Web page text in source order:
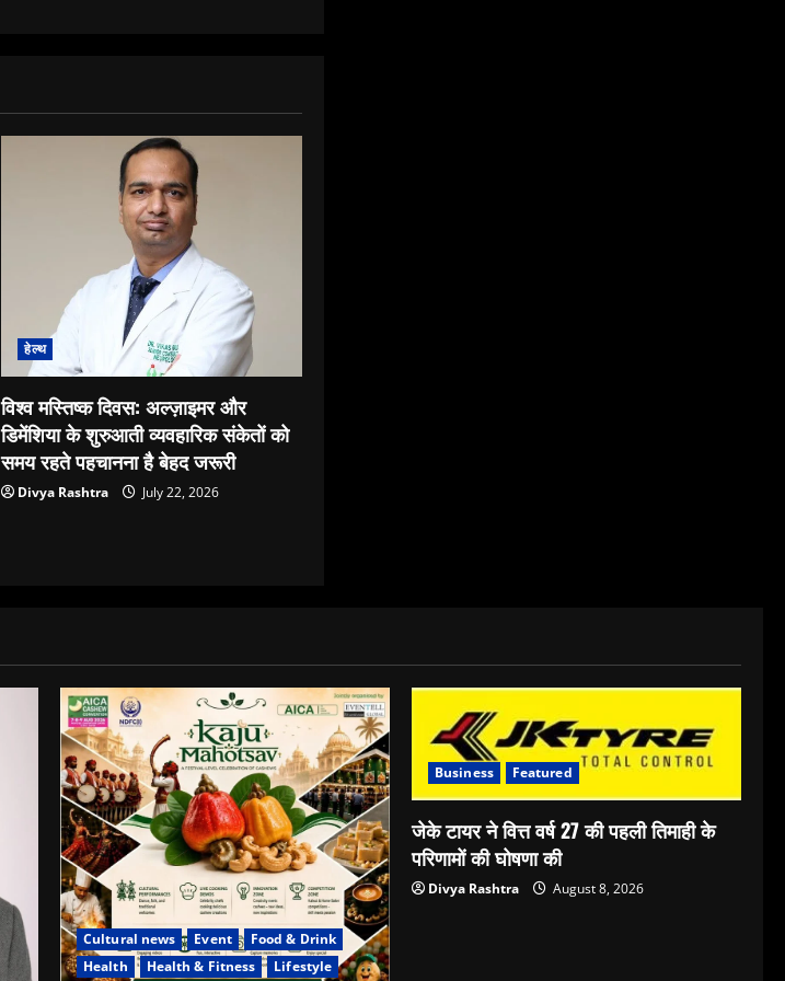
हेल्थ
विश्व मस्तिष्क दिवस: अल्ज़ाइमर और
डिमेंशिया के शुरुआती व्यवहारिक संकेतों को
समय रहते पहचानना है बेहद जरूरी
Divya Rashtra July 22, 2026
Cultural news Event
Food & Drink
Health
Health & Fitness Lifestyle
Business Featured
जेके टायर ने वित्त वर्ष 27 की पहली तिमाही के
परिणामों की घोषणा की
Divya Rashtra August 8, 2026